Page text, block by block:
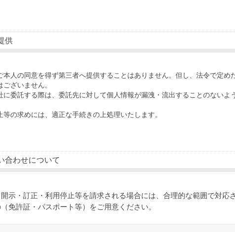
供
人の同意を得ず第三者へ提供することはありません。但し、法令で定
ざいません。
委託する際は、委託先に対して個人情報が漏洩・流出することのない
の求めには、適正な手続きの上処理いたします。
合わせについて
示・訂正・利用停止等を請求される場合には、合理的な範囲で対応
免許証・パスポート等）をご用意ください。